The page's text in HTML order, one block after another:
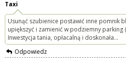
Taxi
Usunąć szubienice postawić inne pomnik
upiększyć i zamienić w podziemny parking
Inwestycja tania, opłacalną i doskonała...
Odpowiedz